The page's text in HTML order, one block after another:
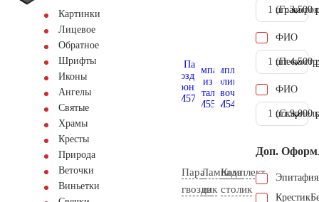
Картинки
Лицевое
Обратное
Шрифты
Иконы
Ангелы
Святые
Храмы
Кресты
Природа
Веточки
Виньетки
Пара
гвоздик
Лампада
из
Комплект
столик
1 шт.3.500
ФИО
1 шт.4.500
ФИО
1 шт.9.000
Доп.
Эпитафия
Крестик